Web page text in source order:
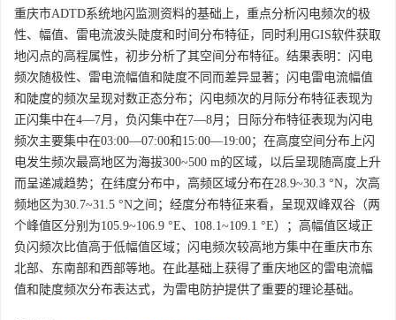
重庆市ADTD系统地闪监测资料的基础上，重点分析闪电频次的极
性、幅值、雷电流波头陡度和时间分布特征，同时利用GIS软件获取
地闪点的高程属性，初步分析了其空间分布特征。结果表明：闪电
频次随极性、雷电流幅值和陡度不同而差异显著；闪电雷电流幅值
和陡度的频次呈现对数正态分布；闪电频次的月际分布特征表现为
正闪集中在4—7月，负闪集中在7—8月；日际分布特征表现为闪电
频次主要集中在03:00—07:00和15:00—19:00；在高度空间分布上闪
电发生频次最高地区为海拔300~500 m的区域，以后呈现随高度上升
而呈递减趋势；在纬度分布中，高频区域分布在28.9~30.3 °N，次高
频地区为30.7~31.5 °N之间；经度分布特征来看，呈现双峰双谷（两
个峰值区分别为105.9~106.9 °E、108.1~109.1 °E）；高幅值区域正
负闪频次比值高于低幅值区域；闪电频次较高地方集中在重庆市东
北部、东南部和西部等地。在此基础上获得了重庆地区的雷电流幅
值和陡度频次分布表达式，为雷电防护提供了重要的理论基础。